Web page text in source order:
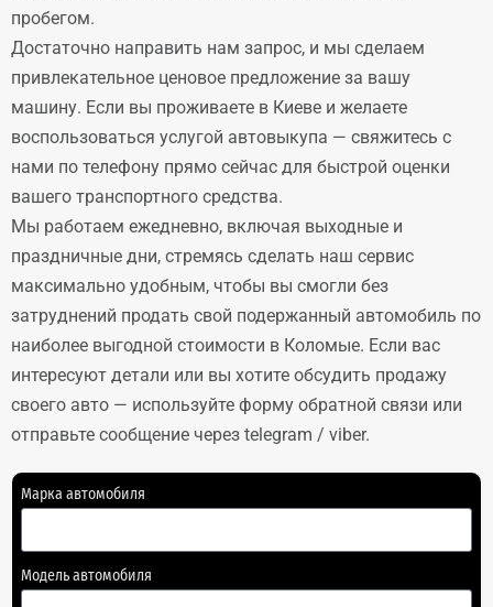
пробегом.
Достаточно направить нам запрос, и мы сделаем
привлекательное ценовое предложение за вашу
машину. Если вы проживаете в Киеве и желаете
воспользоваться услугой автовыкупа — свяжитесь с
нами по телефону прямо сейчас для быстрой оценки
вашего транспортного средства.
Мы работаем ежедневно, включая выходные и
праздничные дни, стремясь сделать наш сервис
максимально удобным, чтобы вы смогли без
затруднений продать свой подержанный автомобиль по
наиболее выгодной стоимости в Коломые. Если вас
интересуют детали или вы хотите обсудить продажу
своего авто — используйте форму обратной связи или
отправьте сообщение через telegram / viber.
Марка автомобиля
Модель автомобиля